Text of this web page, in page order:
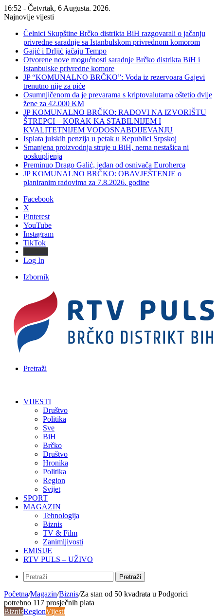
16:52 - Četvrtak, 6 Augusta. 2026.
Najnovije vijesti
Čelnici Skupštine Brčko distrikta BiH razgovarali o jačanju
privredne saradnje sa Istanbulskom privrednom komorom
Gajić i Drljić jačaju Tempo
Otvorene nove mogućnosti saradnje Brčko distrikta BiH i
Istanbulske privredne komore
JP “KOMUNALNO BRČKO”: Voda iz rezervoara Gajevi
trenutno nije za piće
Osumnjičenom da je prevarama s kriptovalutama oštetio dvije
žene za 42.000 KM
JP KOMUNALNO BRČKO: RADOVI NA IZVORIŠTU
ŠTREPCI – KORAK KA STABILNIJEM I
KVALITETNIJEM VODOSNABDIJEVANJU
Isplata julskih penzija u petak u Republici Srpskoj
Smanjena proizvodnja struje u BiH, nema nestašica ni
poskupljenja
Preminuo Drago Galić, jedan od osnivača Euroherca
JP KOMUNALNO BRČKO: OBAVJEŠTENJE o
planiranim radovima za 7.8.2026. godine
Facebook
X
Pinterest
YouTube
Instagram
TikTok
Log In
Izbornik
Pretraži
VIJESTI
Društvo
Politika
Sve
BiH
Brčko
Društvo
Hronika
Politika
Region
Svijet
SPORT
MAGAZIN
Tehnologija
Biznis
TV & Film
Zanimljivosti
EMISIJE
RTV PULS – UŽIVO
Pretraži
Početna/Magazin/Biznis/Za stan od 50 kvadrata u Podgorici
potrebno 117 prosječnih plata
BiznisRegionVijesti